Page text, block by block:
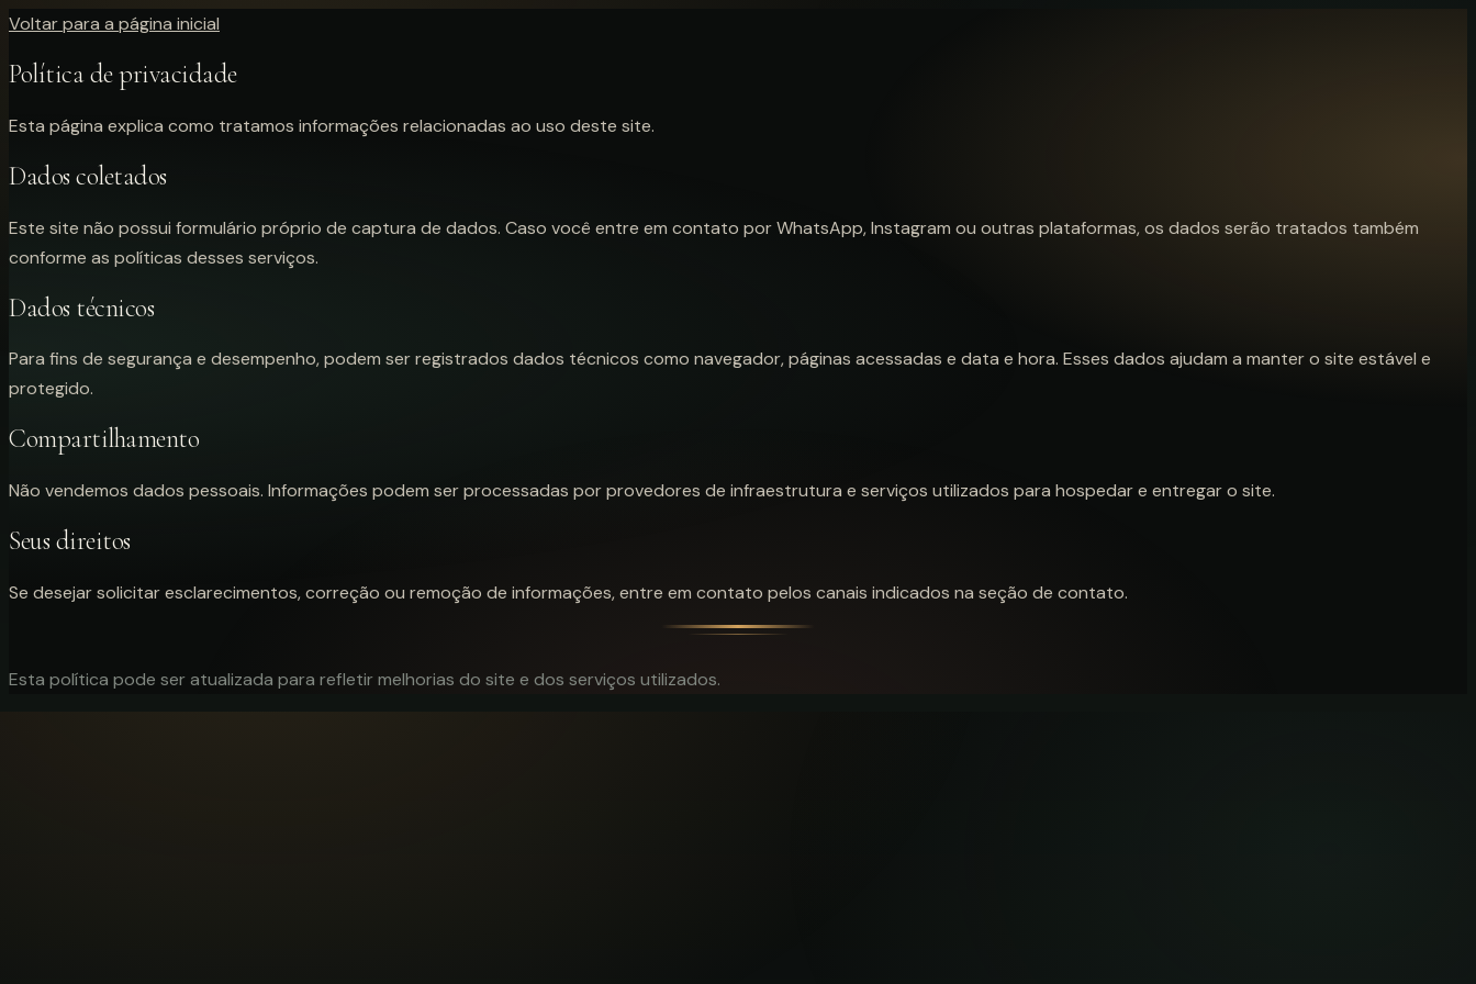
Voltar para a página inicial
Política de privacidade
Esta página explica como tratamos informações relacionadas ao uso deste site.
Dados coletados
Este site não possui formulário próprio de captura de dados. Caso você entre em contato por WhatsApp, Instagram ou outras plataformas, os dados serão tratados também
conforme as políticas desses serviços.
Dados técnicos
Para fins de segurança e desempenho, podem ser registrados dados técnicos como navegador, páginas acessadas e data e hora. Esses dados ajudam a manter o site estável e
protegido.
Compartilhamento
Não vendemos dados pessoais. Informações podem ser processadas por provedores de infraestrutura e serviços utilizados para hospedar e entregar o site.
Seus direitos
Se desejar solicitar esclarecimentos, correção ou remoção de informações, entre em contato pelos canais indicados na seção de contato.
Esta política pode ser atualizada para refletir melhorias do site e dos serviços utilizados.